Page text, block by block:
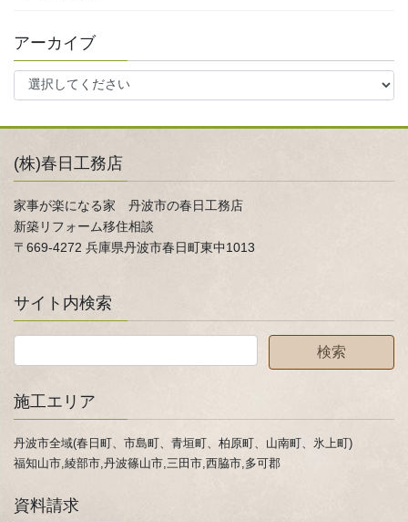
アーカイブ
(株)春日工務店
家事が楽になる家 丹波市の春日工務店
新築リフォーム移住相談
〒669-4272 兵庫県丹波市春日町東中1013
サイト内検索
施工エリア
丹波市全域(春日町、市島町、青垣町、柏原町、山南町、氷上町)
福知山市,綾部市,丹波篠山市,三田市,西脇市,多可郡
資料請求